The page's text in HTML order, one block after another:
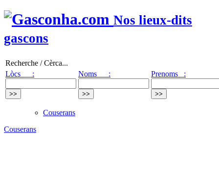
Nos lieux-dits
gascons
Recherche / Cèrca...
Lòcs :
Noms : Prenoms :
Couserans
Couserans